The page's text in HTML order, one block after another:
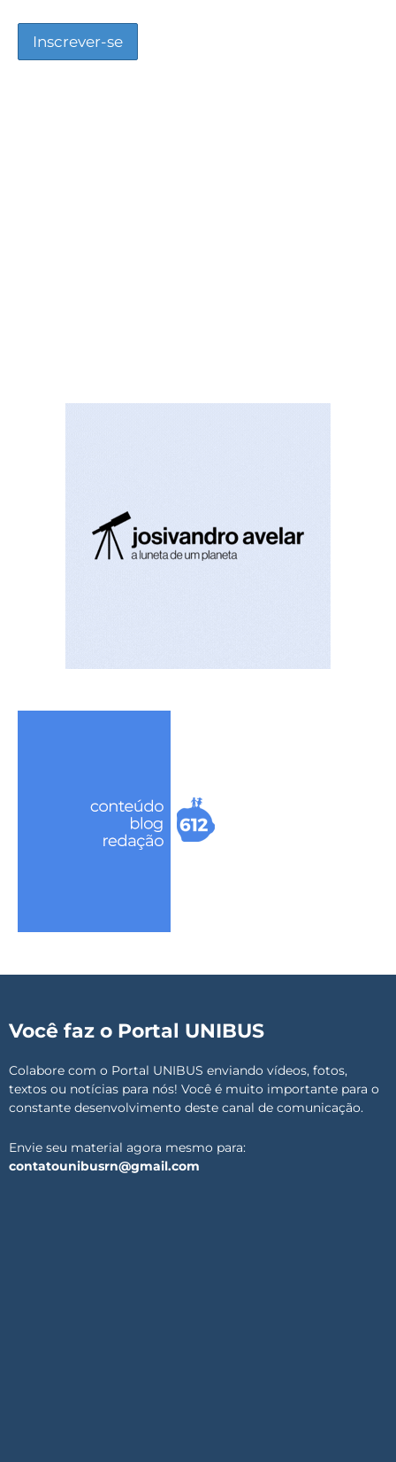
Você faz o Portal UNIBUS
Colabore com o Portal UNIBUS enviando vídeos, fotos,
textos ou notícias para nós! Você é muito importante para o
constante desenvolvimento deste canal de comunicação.
Envie seu material agora mesmo para:
contatounibusrn@gmail.com